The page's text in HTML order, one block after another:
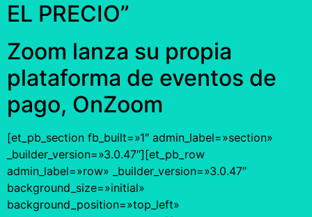
EL PRECIO”
Zoom lanza su propia
plataforma de eventos de
pago, OnZoom
[et_pb_section fb_built=»1″ admin_label=»section»
_builder_version=»3.0.47″][et_pb_row
admin_label=»row» _builder_version=»3.0.47″
background_size=»initial»
background_position=»top_left»